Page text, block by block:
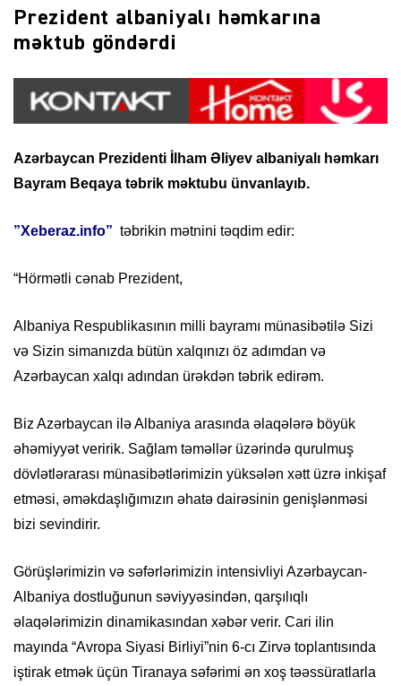
Prezident albaniyalı həmkarına
məktub göndərdi
Azərbaycan Prezidenti İlham Əliyev albaniyalı həmkarı
Bayram Beqaya təbrik məktubu ünvanlayıb.
”Xeberaz.info” təbrikin mətnini təqdim edir:
“Hörmətli cənab Prezident,
Albaniya Respublikasının milli bayramı münasibətilə Sizi
və Sizin simanızda bütün xalqınızı öz adımdan və
Azərbaycan xalqı adından ürəkdən təbrik edirəm.
Biz Azərbaycan ilə Albaniya arasında əlaqələrə böyük
əhəmiyyət veririk. Sağlam təməllər üzərində qurulmuş
dövlətlərarası münasibətlərimizin yüksələn xətt üzrə inkişaf
etməsi, əməkdaşlığımızın əhatə dairəsinin genişlənməsi
bizi sevindirir.
Görüşlərimizin və səfərlərimizin intensivliyi Azərbaycan-
Albaniya dostluğunun səviyyəsindən, qarşılıqlı
əlaqələrimizin dinamikasından xəbər verir. Cari ilin
mayında “Avropa Siyasi Birliyi”nin 6-cı Zirvə toplantısında
iştirak etmək üçün Tiranaya səfərimi ən xoş təəssüratlarla